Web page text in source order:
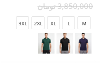
3,850,000 تومان
M
L
XL
2XL
3XL